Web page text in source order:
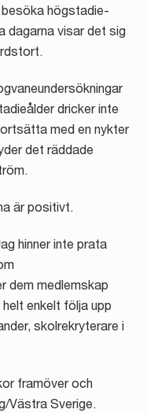
besöka högstadie-
dagarna visar det sig
dricker inte
med en nykter
det räddade
är positivt.
hinner inte prata
dem medlemskap
enkelt följa upp
skolrekryterare i
framöver och
Västra Sverige.